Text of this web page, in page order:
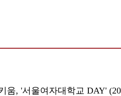
움, '서울여자대학교 DAY'